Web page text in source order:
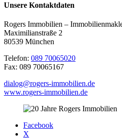
Unsere Kontaktdaten
Rogers Immobilien –
Maximilianstraße 2
80539 München
Telefon: 089 70065020
Fax: 089 70065167
dialog@rogers-immobilien.de
www.rogers-immobilien.de
Facebook
X